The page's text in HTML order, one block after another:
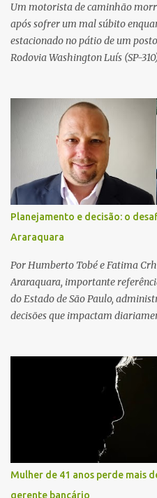
Um motorista de caminhão
após sofrer um mal súbito
estacionado no pátio de um
Rodovia Washington Luís (SP-
relatos de que havia um
caminhão. Equipes de resgate
local e encontraram a vítima
socorristas iniciaram
cardiopulmonar (RCP), porém,
motorista não respondeu aos
da Unidade de Suporte
Fonte: São Carlos Agora
Planejamento e decisão: o
Araraquara
Por Humberto Tobé e Fatima
Araraquara, importante
do Estado de São Paulo,
decisões que impactam
município, mas também de
ampliando significativamente a
o Sistema Único de Saúde (SUS).
Federal tem ampliado
da atenção básica, da
regionalização dos serviços de
de demandas crescentes e
principal missão da gestão
Mulher de 41 anos perde mais
gerente bancário